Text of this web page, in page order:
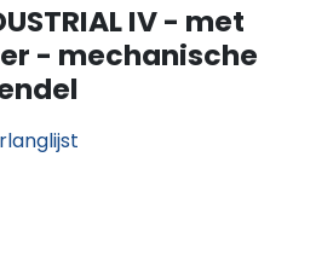
IV - met
- mechanische